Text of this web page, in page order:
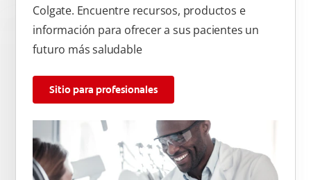
Colgate. Encuentre recursos, productos e
información para ofrecer a sus pacientes un
futuro más saludable
Sitio para profesionales